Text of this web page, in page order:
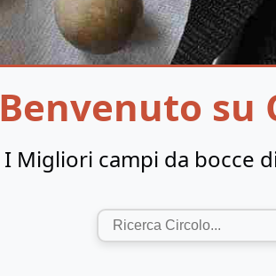
Benvenuto su
I Migliori campi da bocce